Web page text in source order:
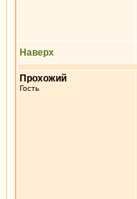
Наверх
Прохожий
Гость